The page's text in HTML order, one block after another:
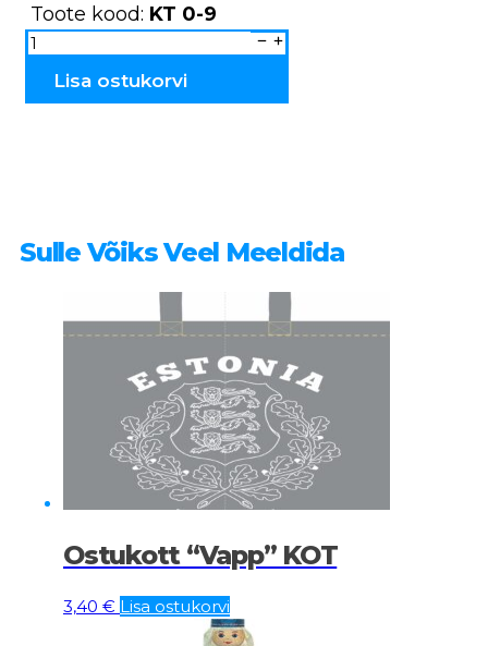
Toote kood: KT 0-9
Köögitarbed
KT
0-
Lisa ostukorvi
Sulle Võiks Veel Meeldida
Ostukott “Vapp” KOT
3,40 € Lisa ostukorvi